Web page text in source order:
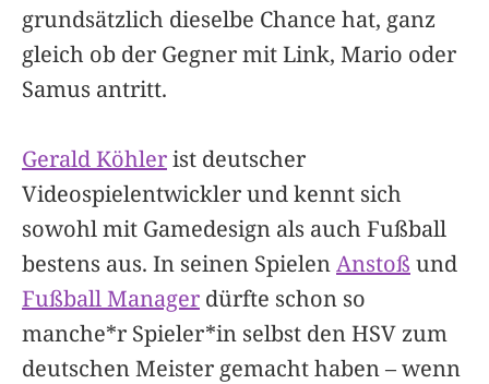
grundsätzlich dieselbe Chance hat, ganz
gleich ob der Gegner mit Link, Mario oder
Samus antritt.
Gerald Köhlerist deutscher
Videospielentwickler und kennt sich
sowohl mit Gamedesign als auch Fußball
bestens aus. In seinen SpielenAnstoß und
Fußball Manager dürfte schon so
manche*r Spieler*in selbst den HSV zum
deutschen Meister gemacht haben – wenn